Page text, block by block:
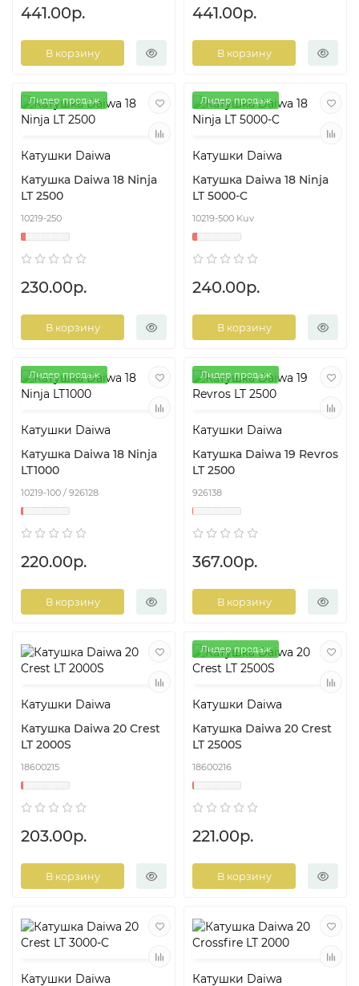
441.00р.
В корзину
441.00р.
В корзину
Лидер продаж
Катушки Daiwa
Катушка Daiwa 18 Ninja
LT 2500
10219-250
230.00р.
В корзину
Лидер продаж
Катушки Daiwa
Катушка Daiwa 18 Ninja
LT 5000-C
10219-500 Kuv
240.00р.
В корзину
Лидер продаж
Катушки Daiwa
Катушка Daiwa 18 Ninja
LT1000
10219-100 / 926128
220.00р.
В корзину
Лидер продаж
Катушки Daiwa
Катушка Daiwa 19 Revros
LT 2500
926138
367.00р.
В корзину
Катушки Daiwa
Катушка Daiwa 20 Crest
LT 2000S
18600215
203.00р.
В корзину
Лидер продаж
Катушки Daiwa
Катушка Daiwa 20 Crest
LT 2500S
18600216
221.00р.
В корзину
Катушки Daiwa Катушки Daiwa